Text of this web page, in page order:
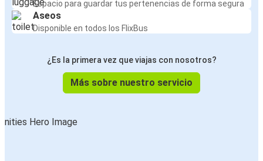
Espacio para guardar tus pertenencias de forma segura
Aseos
Disponible en todos los FlixBus
¿Es la primera vez que viajas con nosotros?
Más sobre nuestro servicio